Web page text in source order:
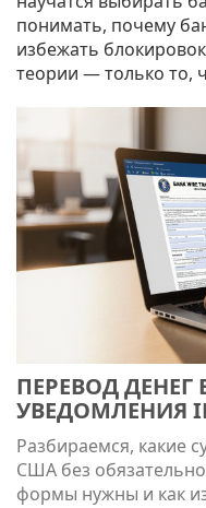
понимать, почему
избежать
теории — только то,
ПЕРЕВОД ДЕНЕГ
УВЕДОМЛЕНИЯ
ПРАВИЛА
Разбираемся, какие
США без
формы нужны и как